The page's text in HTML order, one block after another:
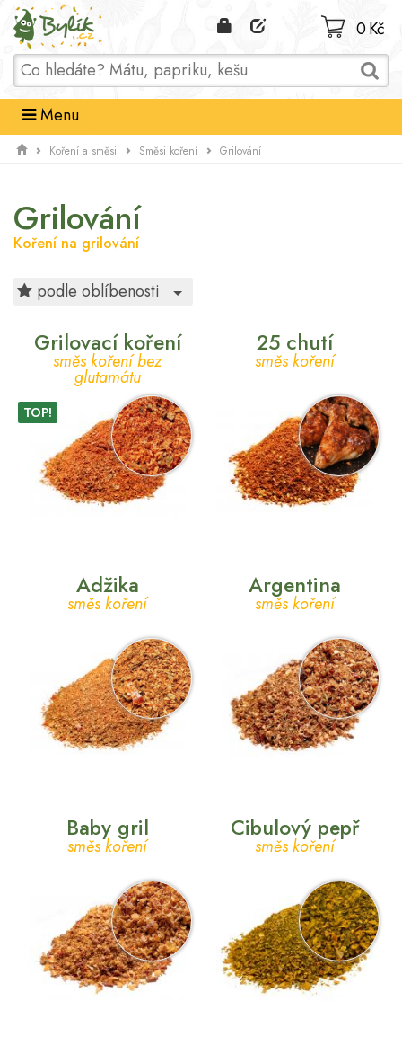
Domů
0 Kč
Menu
Koření a směsi Směsi koření Grilování
Grilování
Koření na grilování
podle oblíbenosti Toggle Dropdown
Grilovací koření
směs koření bez
glutamátu
TOP!
25 chutí
směs koření
Adžika
směs koření
Argentina
směs koření
Baby gril
směs koření
Cibulový pepř
směs koření